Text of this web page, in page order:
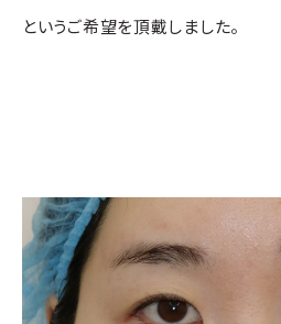
というご希望を頂戴しました。